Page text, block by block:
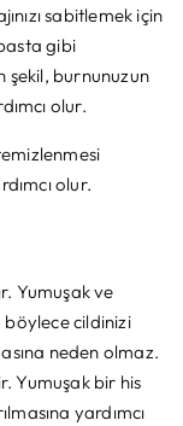
sabitlemek için
gibi
şekil, burnunuzun
olur.
temizlenmesi
olur.
Yumuşak ve
böylece cildinizi
neden olmaz.
Yumuşak bir his
yardımcı